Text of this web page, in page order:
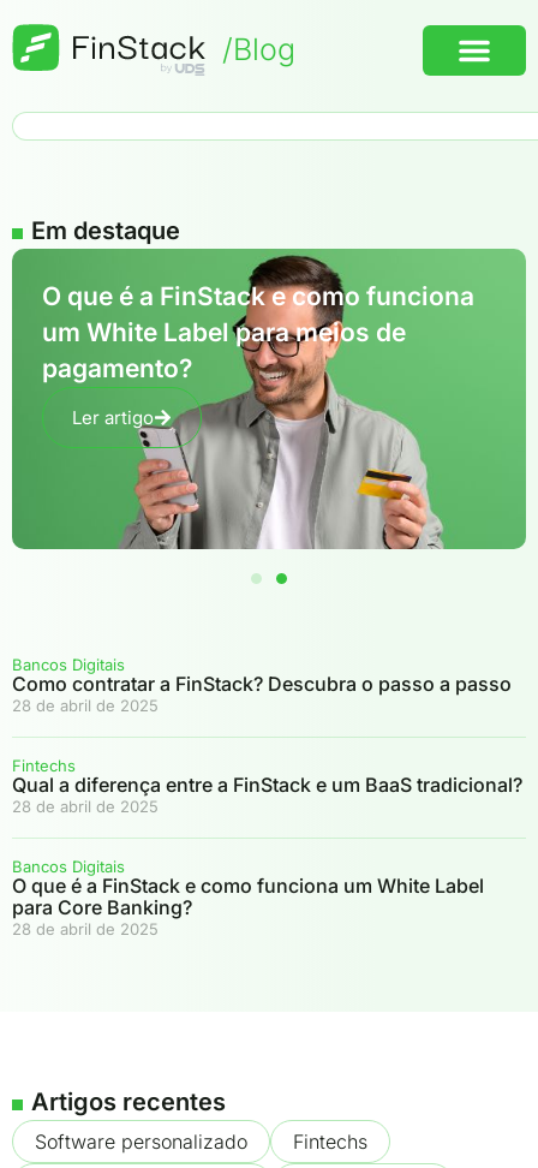
/Blog
Em destaque
O que é a FinStack e como funciona
um White Label para meios de
pagamento?
Ler artigo
Bancos Digitais
Como contratar a FinStack? Descubra o passo a passo
28 de abril de 2025
Fintechs
Qual a diferença entre a FinStack e um BaaS tradicional?
28 de abril de 2025
Bancos Digitais
O que é a FinStack e como funciona um White Label
para Core Banking?
28 de abril de 2025
Artigos recentes
Software personalizado
Fintechs